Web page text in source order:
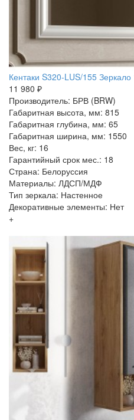
Кентаки S320-LUS/155
11 980 ₽
Производитель: БРВ (BRW)
Габаритная высота, мм: 815
Габаритная глубина, мм: 65
Габаритная ширина, мм: 1550
Вес, кг: 16
Гарантийный срок мес.: 18
Страна: Белоруссия
Материалы: ЛДСП/МДФ
Тип зеркала: Настенное
Декоративные элементы: Нет
+